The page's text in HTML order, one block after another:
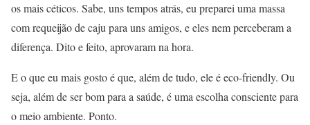
os mais céticos. Sabe, uns tempos atrás, eu preparei uma massa
com requeijão de caju para uns amigos, e eles nem perceberam a
diferença. Dito e feito, aprovaram na hora.
E o que eu mais gosto é que, além de tudo, ele é eco-friendly. Ou
seja, além de ser bom para a saúde, é uma escolha consciente para
o meio ambiente. Ponto.